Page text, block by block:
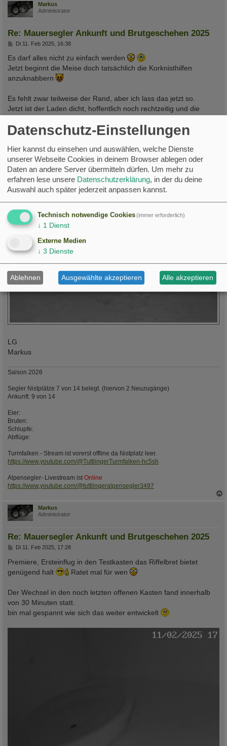
Markus
Administrator
Re: Mauersegler Ankunft und Brutgeschehen 2025
B
i
r
a
g
Di 11. Feb 2025, 16:38
Es darf alles nicht zu einfach werden
Jetzt beginnt die Meise doch tatsächlich die Korknisthilfen
anzuknabbern
Es fehlt zwar teilweise der Rand, aber ich lass das jetzt so.
Jetzt ist der Laden dicht, hoffentlich noch rechtzeitig und die
Hoffe der Testkasten funktioniert wie gedacht, wenn ja baue ich
auch bereits belegte Kästen um, wenn nein kommen doch noch
meine Elektroschieber zum Einsatz.
LG
Markus
Saison 2026
Segler Nistplätze 7 von 14 belegt. (hiervon 2 Neuzugänge)
Ankunft: 9 von 14
Eier:
Bruten:
Schlupfe:
Abflüge:
Turmfalken - Stream ist vorerst offline da Nistplatz leer.
https://www.youtube.com/@TuttlingerTurmfalken-hc5sh
Alpensegler- Livestream ist Online
https://www.youtube.com/@tuttlingeralpensegler3497
Markus
Administrator
Re: Mauersegler Ankunft und Brutgeschehen 2025
B
i
r
Di 11. Feb 2025, 17:28
Premiere, Ersteinflug in den Testkasten das Riffelbret bietet
genügend halt
Ratet mal für wen
Der Wechsel in den noch letzten offenen Kasten fand innerhalb
von 30 Minuten statt.
bin mal gespannt wie sich das weiter entwickelt
Datenschutz-Einstellungen
Hier kannst du einsehen und auswählen, welche Dienste
unserer Webseite Cookies in deinem Browser ablegen oder
Daten an andere Server übermitteln dürfen. Um mehr zu
erfahren lese unsere Datenschutzerklärung, in der du deine
Auswahl auch später jederzeit anpassen kannst.
Technisch notwendige Cookies(immer erforderlich)
↓ 1 Dienst
Externe Medien
↓ 3 Dienste
Ablehnen Ausgewählte akzeptieren Alle akzeptieren